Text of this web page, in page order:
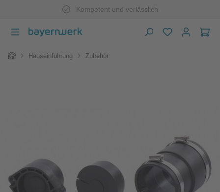
Zum Hauptinhalt springenKompetent und verlässlich
HomeHauseinführung Zubehör